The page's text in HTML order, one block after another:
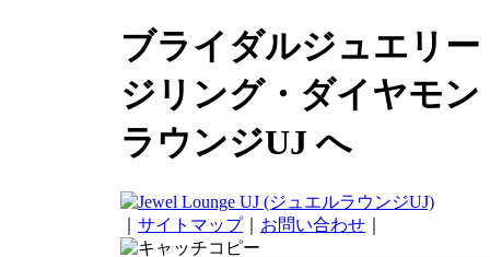
ブライダルジュエリ
ジリング・ダイヤモ
ラウンジUJ へ
サイトマップ｜ お問い合わせ